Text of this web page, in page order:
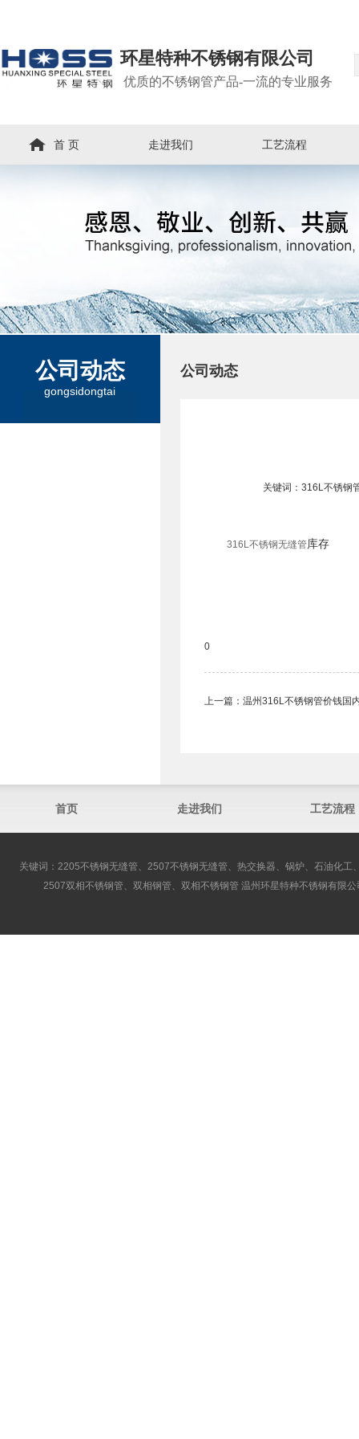
环星特种不锈钢有限公司
优质的不锈钢管产品-一流的专业服务
首 页 走进我们 工艺流程
公司动态
gongsidongtai
公司动态
关键词：316L不锈钢
316L不锈钢无缝管库存
0
上一篇： 温州316L不锈钢管价钱国
首页 走进我们 工艺流程
关键词：2205不锈钢无缝管、2507不锈钢无缝管、热交换器、锅炉、石油化
2507双相不锈钢管、双相钢管、双相不锈钢管 温州环星特种不锈钢有限